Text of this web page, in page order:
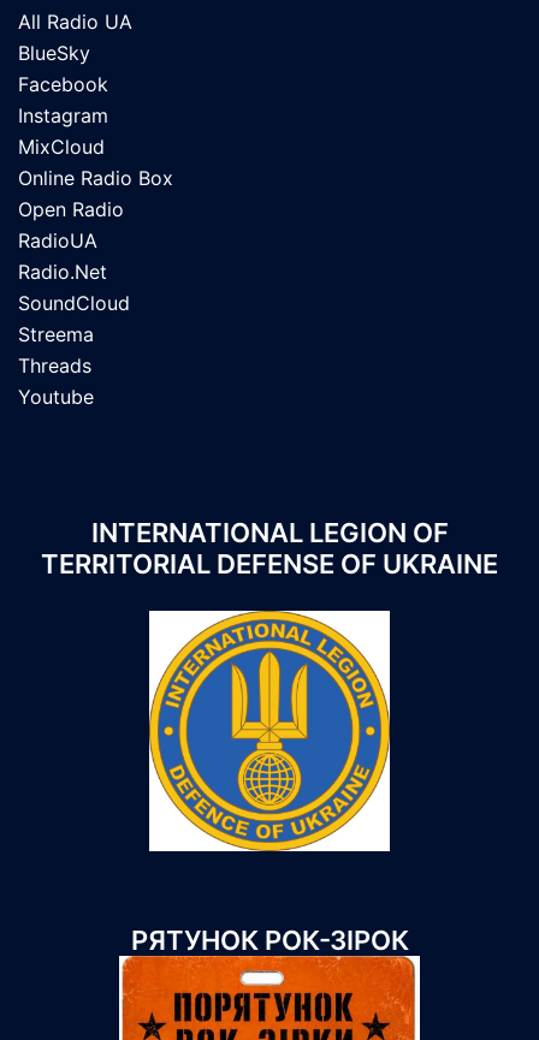
All Radio UA
BlueSky
Facebook
Instagram
MixCloud
Online Radio Box
Open Radio
RadioUA
Radio.Net
SoundCloud
Streema
Threads
Youtube
INTERNATIONAL LEGION OF
TERRITORIAL DEFENSE OF UKRAINE
РЯТУНОК РОК-ЗІРОК